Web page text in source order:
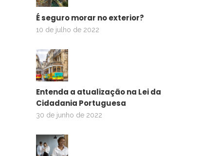
É seguro morar no exterior?
10 de julho de 2022
Entenda a atualização na Lei da
Cidadania Portuguesa
30 de junho de 2022